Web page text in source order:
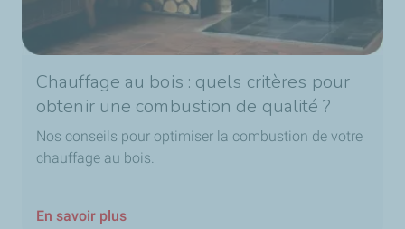
Chauffage au bois : quels critères pour
obtenir une combustion de qualité ?
Nos conseils pour optimiser la combustion de votre
chauffage au bois.
En savoir plus